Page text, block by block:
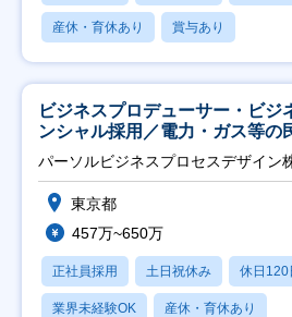
産休・育休あり 賞与あり
ビジネスプロデューサー・ビジ
ンシャル採用／電力・ガス等の
ト推進】
パーソルビジネスプロセスデザイン
東京都
457万~650万
正社員採用 土日祝休み 休日120
業界未経験OK 産休・育休あり